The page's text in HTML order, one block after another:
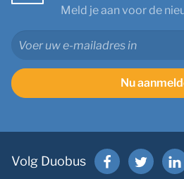
Meld je aan voor de
Nu
Volg Duobus